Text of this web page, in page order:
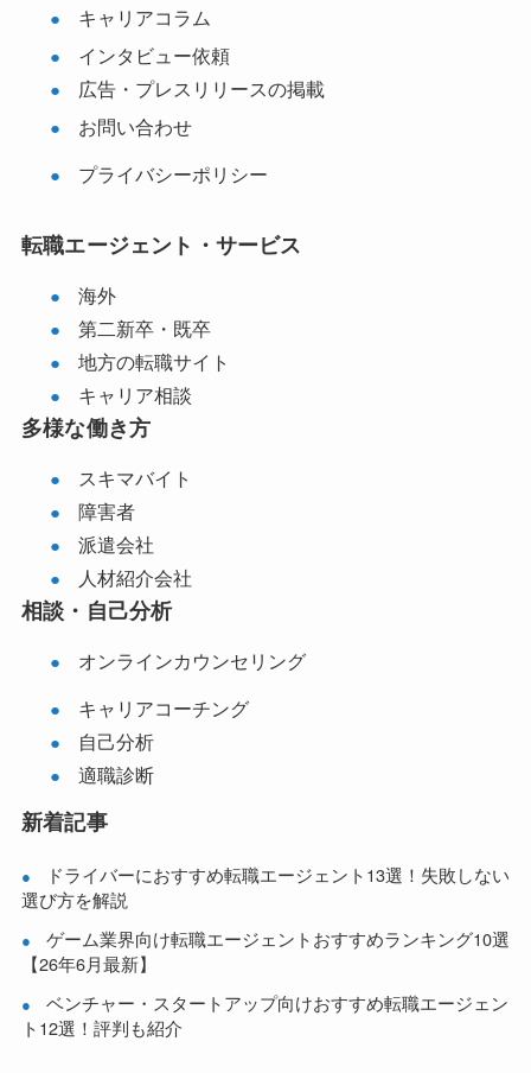
キャリアコラム
インタビュー依頼
広告・プレスリリースの掲載
お問い合わせ
プライバシーポリシー
転職エージェント・サービス
海外
第二新卒・既卒
地方の転職サイト
キャリア相談
多様な働き方
スキマバイト
障害者
派遣会社
人材紹介会社
相談・自己分析
オンラインカウンセリング
キャリアコーチング
自己分析
適職診断
新着記事
ドライバーにおすすめ転職エージェント13選！失敗しない
選び方を解説
ゲーム業界向け転職エージェントおすすめランキング10選
【26年6月最新】
ベンチャー・スタートアップ向けおすすめ転職エージェン
ト12選！評判も紹介